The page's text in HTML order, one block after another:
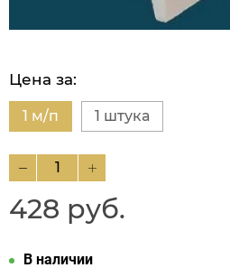
Цена за:
1 м/п 1 штука
428 руб.
В наличии